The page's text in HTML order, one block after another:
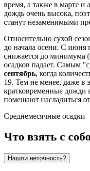
время, а также в марте и
дождь очень высока,
станут незаменимыми
Относительно сухой
до начала осени. С июня
снижается до минимума
осадков падает. Самым
сентябрь, когда
19. Тем не менее, даже в
кратковременные дожди
помешают насладиться
Среднемесячные осадки
Что взять с
Нашли неточность?